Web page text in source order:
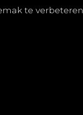
te verbeteren.